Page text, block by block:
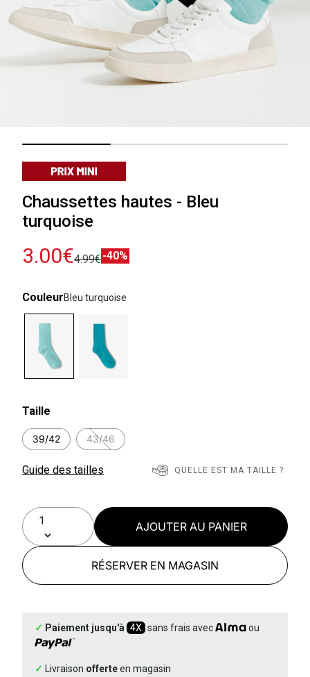
Chaussettes hautes - Bleu
turquoise
3.00€4.99€-40%
CouleurBleu turquoise
Taille
39/42 43/46
Guide des tailles QUELLE EST MA TAILLE ?
AJOUTER AU PANIER
RÉSERVER EN MAGASIN
✓ Paiement jusqu'à 4X sans frais avec ou
✓ Livraison offerteen magasin